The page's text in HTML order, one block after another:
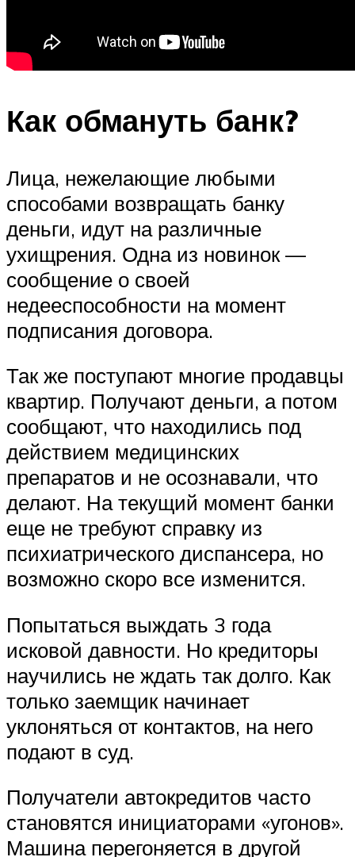
Как обмануть банк?
Лица, нежелающие любыми
способами возвращать банку
деньги, идут на различные
ухищрения. Одна из новинок —
сообщение о своей
недееспособности на момент
подписания договора.
Так же поступают многие продавцы
квартир. Получают деньги, а потом
сообщают, что находились под
действием медицинских
препаратов и не осознавали, что
делают. На текущий момент банки
еще не требуют справку из
психиатрического диспансера, но
возможно скоро все изменится.
Попытаться выждать 3 года
исковой давности. Но кредиторы
научились не ждать так долго. Как
только заемщик начинает
уклоняться от контактов, на него
подают в суд.
Получатели автокредитов часто
становятся инициаторами «угонов».
Машина перегоняется в другой